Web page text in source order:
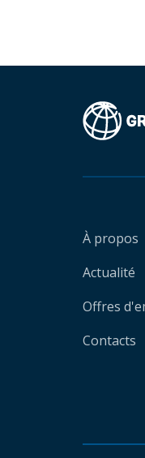
À propos
Actualité
Offres
Contacts